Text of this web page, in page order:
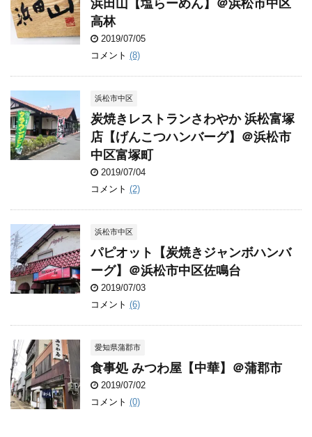
浜田山【塩らーめん】＠浜松市中区
高林
2019/07/05
コメント (8)
浜松市中区
炭焼きレストランさわやか 浜松富塚
店【げんこつハンバーグ】＠浜松市
中区富塚町
2019/07/04
コメント (2)
浜松市中区
パピオット【炭焼きジャンボハンバ
ーグ】＠浜松市中区佐鳴台
2019/07/03
コメント (6)
愛知県蒲郡市
食事処 みつわ屋【中華】＠蒲郡市
2019/07/02
コメント (0)